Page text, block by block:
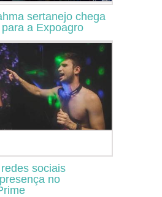
sertanejo chega
a Expoagro
sociais
no